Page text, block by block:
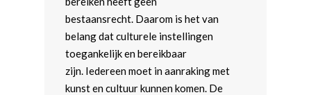
bestaansrecht. Daarom is het van
belang dat culturele instellingen
toegankelijk en bereikbaar
zijn. Iedereen moet in aanraking met
kunst en cultuur kunnen komen. De